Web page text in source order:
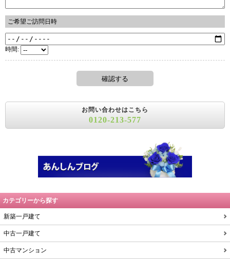
ご希望ご訪問日時
時間:
お問い合わせはこちら
0120-213-577
カテゴリーから探す
新築一戸建て
中古一戸建て
中古マンション